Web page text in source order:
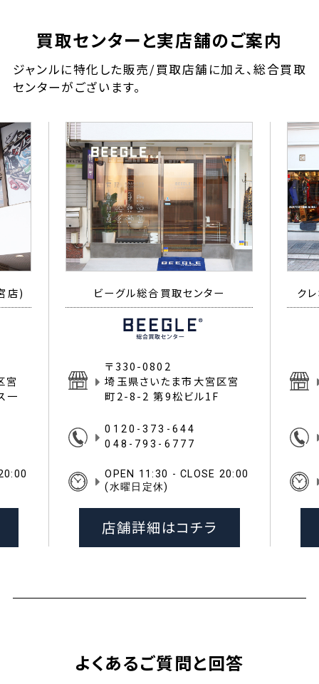
買取センターと実店舗のご案内
ジャンルに特化した販売/買取店舗に加え、総合買取
センターがございます。
店)
宮
一
ビーグル総合買取センター
〒330-0802
埼玉県さいたま市大宮区宮
町2-8-2 第9松ビル1F
0120-373-644
048-793-6777
OPEN 11:30 - CLOSE 20:00
(水曜日定休)
店舗詳細はコチラ
ク
よくあるご質問と回答